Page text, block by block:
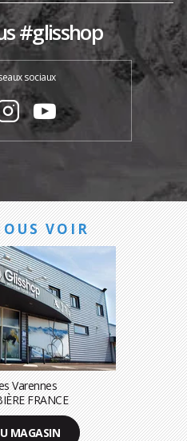
#glisshop
sociaux
VOIR
Varennes
FRANCE
MAGASIN